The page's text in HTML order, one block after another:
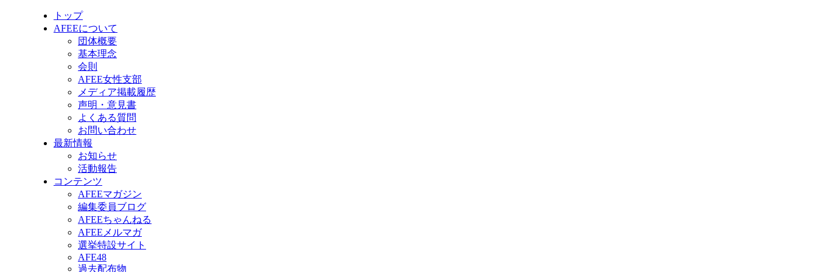
トップ
AFEEについて
団体概要
基本理念
会則
AFEE女性支部
メディア掲載履歴
声明・意見書
よくある質問
お問い合わせ
最新情報
お知らせ
活動報告
コンテンツ
AFEEマガジン
編集委員ブログ
AFEEちゃんねる
AFEEメルマガ
選挙特設サイト
AFE48
過去配布物